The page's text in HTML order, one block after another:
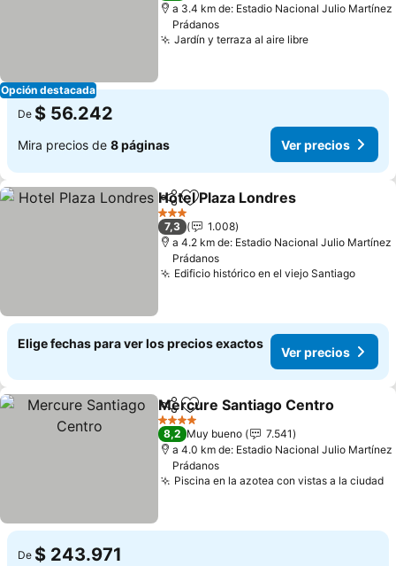
Opción destacada
a 3.4 km de: Estadio Nacional Julio Martínez
Prádanos
Jardín y terraza al aire libreVer precios
De $ 56.242
Mira precios de 8 páginas Ver precios
CompartirAgregar a favoritos
Hotel Plaza Londres
3 Estrellas
7,3
1.008
a 4.2 km de: Estadio Nacional Julio Martínez
Prádanos
Edificio histórico en el viejo SantiagoVer
Elige fechas para ver los precios exactos
Ver precios
CompartirAgregar a favoritos
Mercure Santiago Centro
4 Estrellas
8,2 Muy bueno
7.541
a 4.0 km de: Estadio Nacional Julio Martínez
Prádanos
Piscina en la azotea con vistas a la ciudad
De $ 243.971